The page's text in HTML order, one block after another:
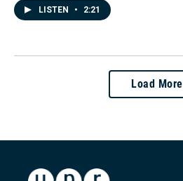
LISTEN • 2:21
Load More